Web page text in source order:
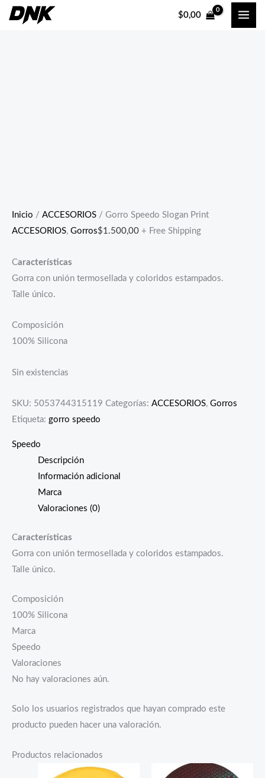
$0,00
Inicio / ACCESORIOS / Gorro Speedo Slogan Print
ACCESORIOS, Gorros$1.500,00 + Free Shipping
Características
Gorra con unión termosellada y coloridos estampados.
Talle único.
Composición
100% Silicona
Sin existencias
SKU: 5053744315119 Categorías: ACCESORIOS, Gorros
Etiqueta: gorro speedo
Speedo
Descripción
Información adicional
Marca
Valoraciones (0)
Características
Gorra con unión termosellada y coloridos estampados.
Talle único.
Composición
100% Silicona
Marca
Speedo
Valoraciones
No hay valoraciones aún.
Solo los usuarios registrados que hayan comprado este
producto pueden hacer una valoración.
Productos relacionados